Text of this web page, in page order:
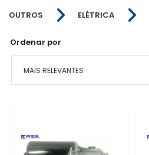
OUTROS ELÉTRICA
Ordenar por
MAIS RELEVANTES